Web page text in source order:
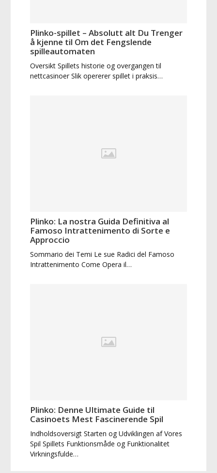
Plinko-spillet – Absolutt alt Du Trenger
å kjenne til Om det Fengslende
spilleautomaten
Oversikt Spillets historie og overgangen til
nettcasinoer Slik opererer spillet i praksis…
Plinko: La nostra Guida Definitiva al
Famoso Intrattenimento di Sorte e
Approccio
Sommario dei Temi Le sue Radici del Famoso
Intrattenimento Come Opera il…
Plinko: Denne Ultimate Guide til
Casinoets Mest Fascinerende Spil
Indholdsoversigt Starten og Udviklingen af Vores
Spil Spillets Funktionsmåde og Funktionalitet
Virkningsfulde…